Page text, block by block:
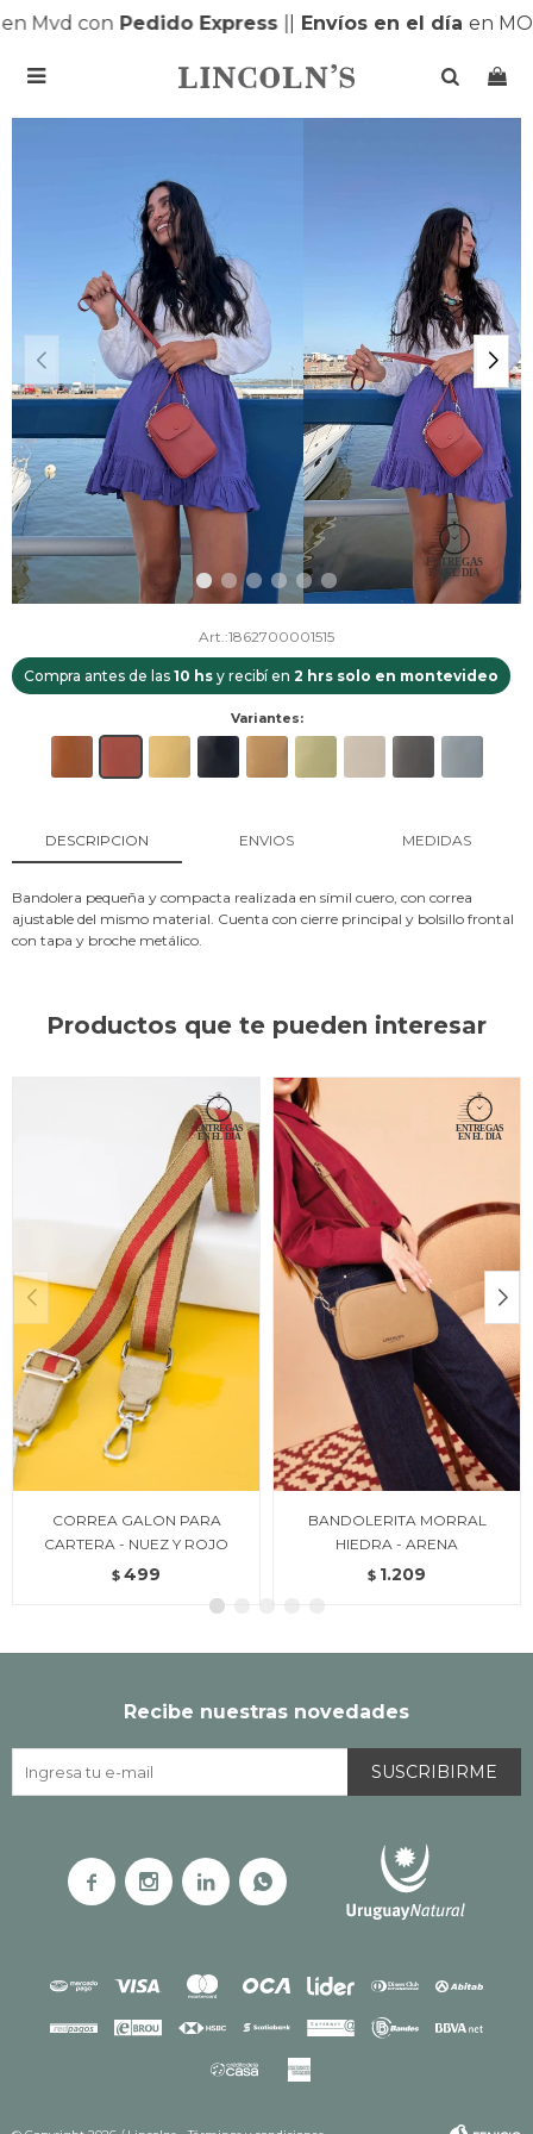
Mvd conPedido Express|| Envíos en el díaen

1862700001515
Compra antes de las 10 hs y recibí en 2 hrs solo en montevideo
Variantes:
DESCRIPCION ENVIOS MEDIDAS
Bandolera pequeña y compacta realizada en símil cuero, con correa
ajustable del mismo material. Cuenta con cierre principal y bolsillo frontal
con tapa y broche metálico.
Productos que te pueden interesar
CORREA GALON PARA
CARTERA - NUEZ Y ROJO
$ 499
BANDOLERITA MORRAL
HIEDRA - ARENA
$ 1.209
Recibe nuestras novedades
SUSCRIBIRME
   